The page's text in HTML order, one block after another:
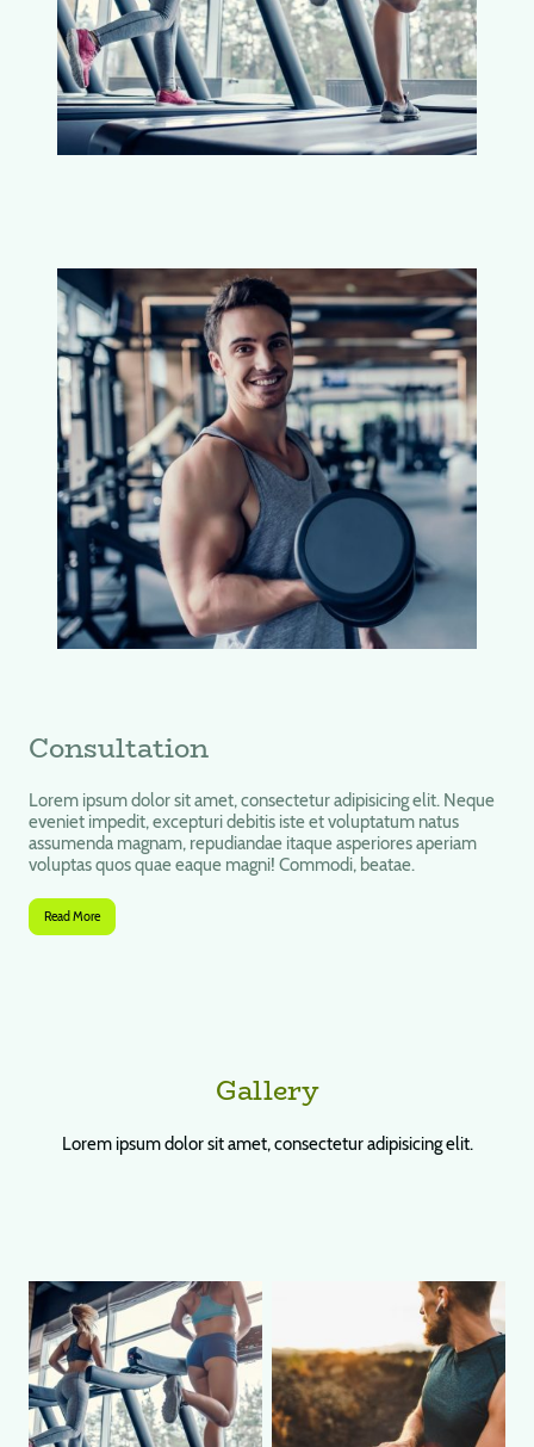
Consultation
Lorem ipsum dolor sit amet, consectetur adipisicing elit. Neque
eveniet impedit, excepturi debitis iste et voluptatum natus
assumenda magnam, repudiandae itaque asperiores aperiam
voluptas quos quae eaque magni! Commodi, beatae.
Read More
Gallery
Lorem ipsum dolor sit amet, consectetur adipisicing elit.